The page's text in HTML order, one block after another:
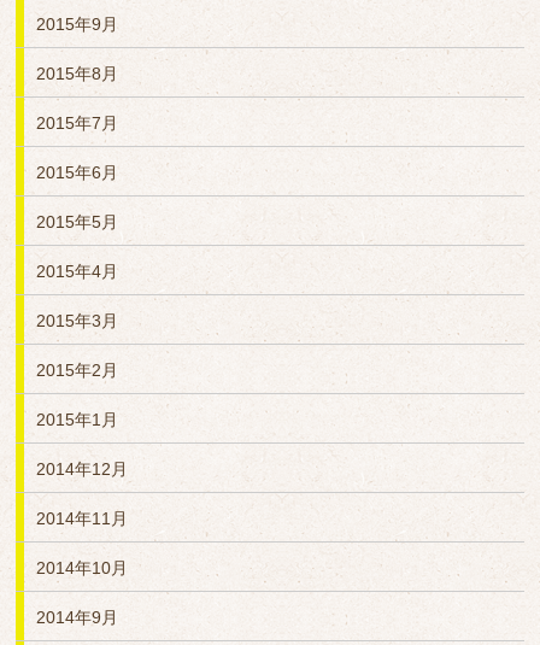
2015年9月
2015年8月
2015年7月
2015年6月
2015年5月
2015年4月
2015年3月
2015年2月
2015年1月
2014年12月
2014年11月
2014年10月
2014年9月